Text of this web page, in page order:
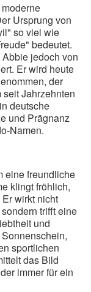
G H
I
P Q
R
Y Z
Ursprung von
so viel wie
bedeutet.
jedoch von
Er wird heute
der
Jahrzehnten
deutsche
und Prägnanz
Namen.
eine freundliche
klingt fröhlich,
wirkt nicht
trifft eine
und
sportlichen
das Bild
immer für ein